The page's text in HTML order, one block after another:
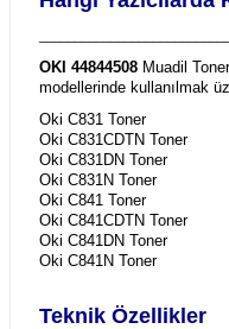
OKI 44844508 Muadil
modellerinde kullanılmak
Oki C831 Toner
Oki C831CDTN Toner
Oki C831DN Toner
Oki C831N Toner
Oki C841 Toner
Oki C841CDTN Toner
Oki C841DN Toner
Oki C841N Toner
Teknik Özellikler